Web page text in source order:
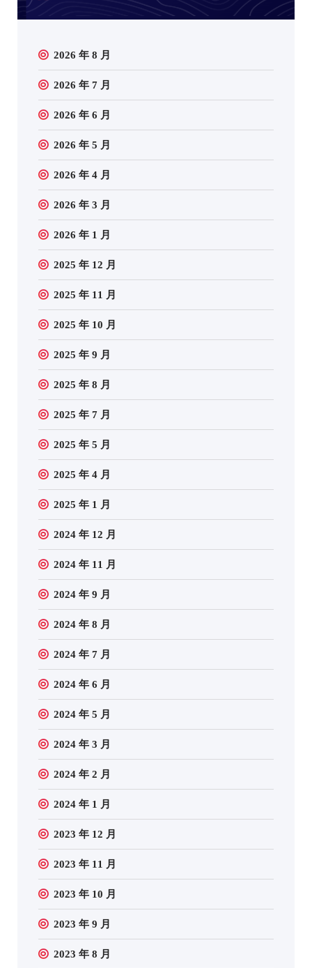
2026 年 8 月
2026 年 7 月
2026 年 6 月
2026 年 5 月
2026 年 4 月
2026 年 3 月
2026 年 1 月
2025 年 12 月
2025 年 11 月
2025 年 10 月
2025 年 9 月
2025 年 8 月
2025 年 7 月
2025 年 5 月
2025 年 4 月
2025 年 1 月
2024 年 12 月
2024 年 11 月
2024 年 9 月
2024 年 8 月
2024 年 7 月
2024 年 6 月
2024 年 5 月
2024 年 3 月
2024 年 2 月
2024 年 1 月
2023 年 12 月
2023 年 11 月
2023 年 10 月
2023 年 9 月
2023 年 8 月